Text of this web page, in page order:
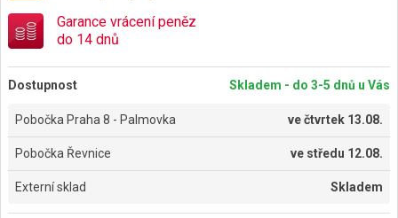
Garance vrácení peněz
do 14 dnů
Dostupnost Skladem - do 3-5 dnů u Vás
Pobočka Praha 8 - Palmovka večtvrtek 13.08.
Pobočka Řevnice ve středu 12.08.
Externí sklad Skladem